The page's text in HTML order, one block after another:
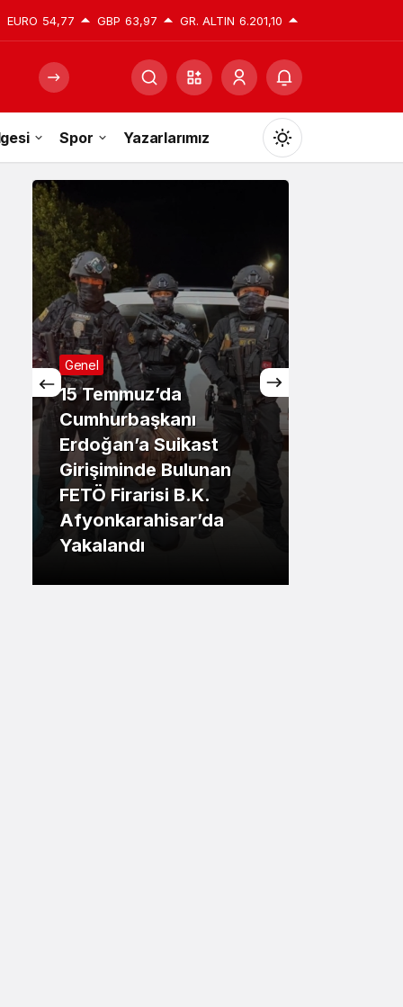
EURO 54,77 GBP 63,97 GR. ALTIN 6.201,10
Spor Yazarlarımız
Mod
değiştir
Gündüz Modu
Gündüz modunu seçin.
Gece Modu
Gece modunu seçin.
Sistem Modu
Sistem modunu seçin.
Genel
15 Temmuz’da
Cumhurbaşkanı
Erdoğan’a Suikast
Girişiminde Bulunan
FETÖ Firarisi B.K.
Afyonkarahisar’da
Yakalandı